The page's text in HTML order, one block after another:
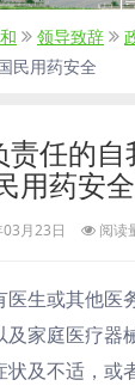
领导致辞
民用药安全
任的自
用药安全
月23日 阅读
医生或其他医
家庭医疗器
及不适，或